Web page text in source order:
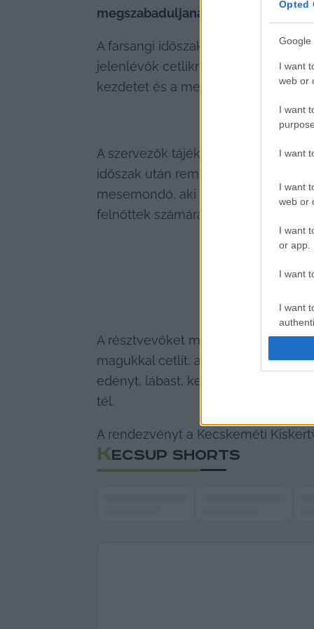
Opted
Google
I want
web or
I want
I want
I want
web or
I want
or app.
I want
I want
megszabaduljanak mindattól, amit
A farsangi időszak végéhez
jelenlévők cetlikre írt gondokat,
kezdetet és a megújulást
A szervezők tájékoztatója szerint a
időszak után remélik, hogy ismét
mesemondó, aki történeteivel idézi
felnőttek számára is.
A résztvevőket meleg itallal várják,
magukkal cetlit, amelyre felírhatják
edényt, lábast, kereplőt vagy
tél.
A rendezvényt a Kecskeméti
KECSUP SHORTS